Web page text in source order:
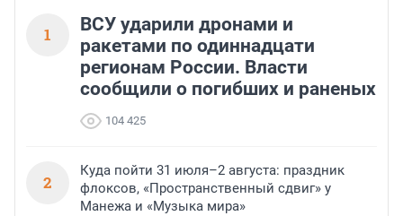
1
ВСУ ударили дронами и
ракетами по одиннадцати
регионам России. Власти
сообщили о погибших и раненых
104 425
2
Куда пойти 31 июля–2 августа: праздник
флоксов, «Пространственный сдвиг» у
Манежа и «Музыка мира»